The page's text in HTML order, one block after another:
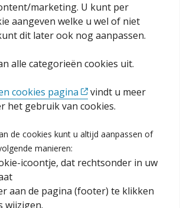
marketing. U kunt per
aangeven welke u wel of niet
dit later ook nog aanpassen.
alle categorieën cookies uit.
cookies pagina
vindt u meer
het gebruik van cookies.
de cookies kunt u altijd aanpassen of
manieren:
icoontje, dat rechtsonder in uw
aan de pagina (footer) te klikken
wijzigen.